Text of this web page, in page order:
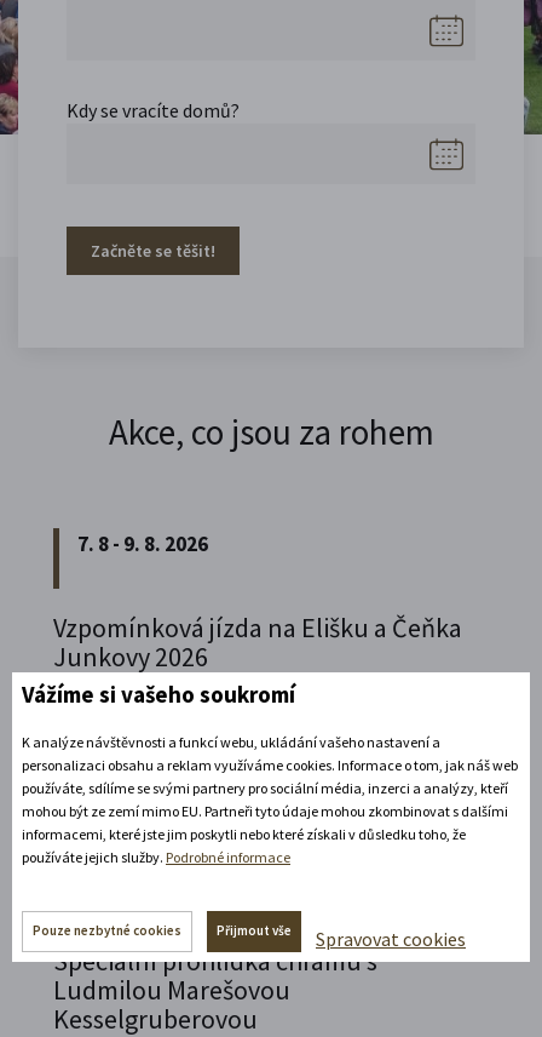
Kdy se vracíte domů?
Začněte se těšit!
Akce, co jsou za rohem
7. 8 - 9. 8. 2026
Vzpomínková jízda na Elišku a Čeňka
Junkovy 2026
Přijeďte navštívit Státní zámek v Litomyšli a
vzpomenout na naší první českou závodnici,
Elišku Junkovou.
Rozbalte si další akce
Speciální prohlídka chrámu s
Ludmilou Marešovou
Kesselgruberovou
Vážíme si vašeho soukromí
K analýze návštěvnosti a funkcí webu, ukládání vašeho nastavení a
personalizaci obsahu a reklam využíváme cookies. Informace o tom, jak náš web
používáte, sdílíme se svými partnery pro sociální média, inzerci a analýzy, kteří
mohou být ze zemí mimo EU. Partneři tyto údaje mohou zkombinovat s dalšími
informacemi, které jste jim poskytli nebo které získali v důsledku toho, že
používáte jejich služby. Podrobné informace
Pouze nezbytné cookies Přijmout vše Spravovat cookies